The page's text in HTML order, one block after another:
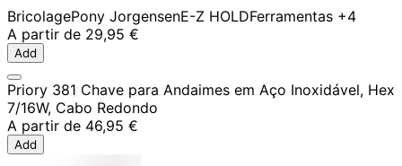
BricolagePony JorgensenE-Z HOLDFerramentas +4
A partir de 29,95 €
Add
Priory 381 Chave para Andaimes em Aço Inoxidável, Hex
7/16W, Cabo Redondo
A partir de 46,95 €
Add